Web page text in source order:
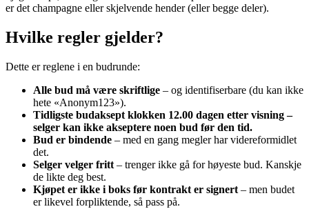
er det champagne eller skjelvende hender (eller begge deler).
Hvilke regler gjelder?
Dette er reglene i en budrunde:
Alle bud må være skriftlige – og identifiserbare (du kan ikke
hete «Anonym123»).
Tidligste budaksept klokken 12.00 dagen etter visning –
selger kan ikke akseptere noen bud før den tid.
Bud er bindende – med en gang megler har videreformidlet
det.
Selger velger fritt – trenger ikke gå for høyeste bud. Kanskje
de likte deg best.
Kjøpet er ikke i boks før kontrakt er signert – men budet
er likevel forpliktende, så pass på.